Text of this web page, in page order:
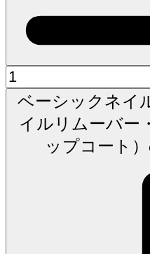
ベーシックネイ
イルリムーバー
ップコート